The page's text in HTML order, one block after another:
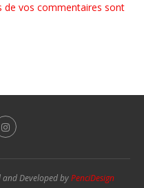
de vos commentaires sont
and Developed byPenciDesign